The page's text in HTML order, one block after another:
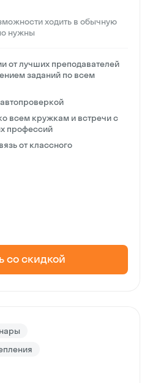
ходить в обычную
нужны
от лучших преподавателей
заданий по всем
всем кружкам и встречи с
профессий
от классного
со скидкой